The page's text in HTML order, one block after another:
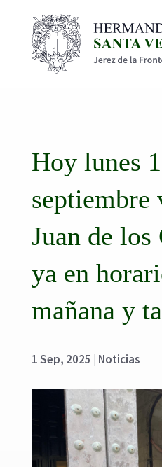
Hoy lunes
septiembre
Juan de los
ya en
mañana y
1 Sep, 2025 Noticias